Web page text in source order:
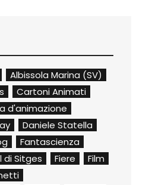
Albissola Marina (SV)
Cartoni Animati
d'animazione
Daniele Statella
Fantascienza
di Sitges Fiere
Film